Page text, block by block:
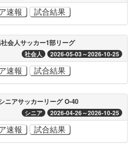
速報 試合結果
会人サッカー1部リーグ
社会人 2026-05-03～2026-10-25
速報 試合結果
ニアサッカーリーグ O-40
シニア 2026-04-26～2026-10-25
速報 試合結果